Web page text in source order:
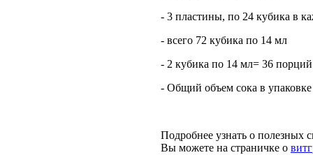
- 3 пластины, по 24 кубика в
- всего 72 кубика по 14 мл
- 2 кубика по 14 мл= 36
- Общий объем сока в
Подробнее узнать о полезных
Вы можете на страничке о